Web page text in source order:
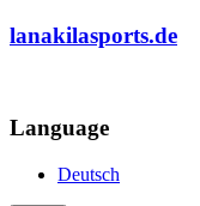
lanakilasports.de
Language
Deutsch